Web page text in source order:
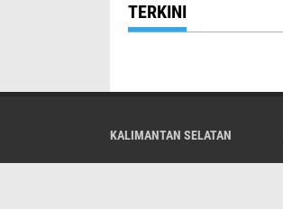
TERKINI
KALIMANTAN SELATAN